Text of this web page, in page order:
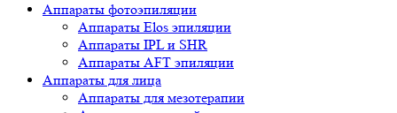
Аппараты фотоэпиляции
Аппараты Elos эпиляции
Аппараты IPL и SHR
Аппараты AFT эпиляции
Аппараты для лица
Аппараты для мезотерапии